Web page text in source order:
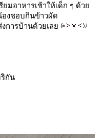
มอาหารเช้าให้เด็ก ๆ ด้ว
งชอบกินข้าวผัด
งการบ้านด้วยเล
กัน